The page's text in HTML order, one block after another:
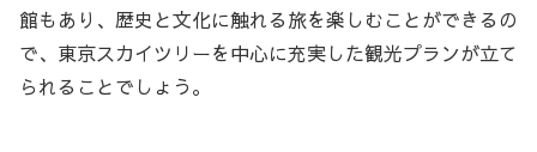
館もあり、歴史と文化に触れる旅を楽しむことができるの
で、東京スカイツリーを中心に充実した観光プランが立て
られることでしょう。